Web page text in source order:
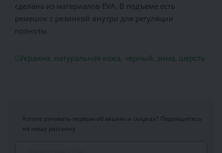
сделана из материалов EVA. В подъёме есть
ремешок с резинкой внутри для регуляции
полноты.
Украина, натуральная кожа, чёрный, зима, шерсть
Хотите узнавать первым об акциях и скидках? Подпишитесь
на нашу рассылку